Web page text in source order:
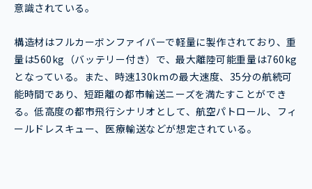
意識されている。
構造材はフルカーボンファイバーで軽量に製作されており、重
量は560kg（バッテリー付き）で、最大離陸可能重量は760kg
となっている。また、時速130kmの最大速度、35分の航続可
能時間であり、短距離の都市輸送ニーズを満たすことができ
る。低高度の都市飛行シナリオとして、航空パトロール、フィ
ールドレスキュー、医療輸送などが想定されている。